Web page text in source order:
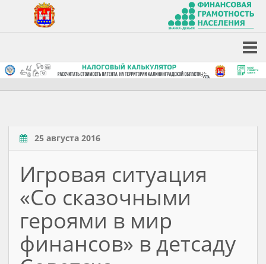
25 августа 2016
Игровая ситуация
«Со сказочными
героями в мир
финансов» в детсаду